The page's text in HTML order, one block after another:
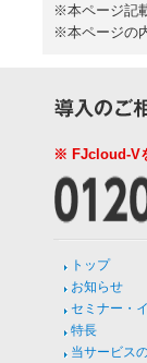
※本ページ記
※本ページの
※ FJcloud-V
トップ
お知らせ
セミナー・
特長
当サービス